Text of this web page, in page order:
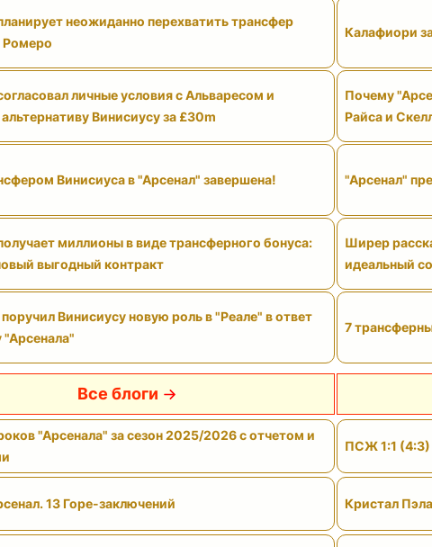
неожиданно перехватить трансфер
Ромеро
Калафиори
личные условия с Альваресом и
Винисиусу за £30m
Почему
Райса и
Винисиуса в "Арсенал" завершена! "Арсенал"
миллионы в виде трансферного бонуса:
выгодный контракт
Ширер
идеальный
Винисиусу новую роль в "Реале" в ответ
"Арсенала"
7
Все блоги
"Арсенала" за сезон 2025/2026 с отчетом и
13 Горе-заключений
ПСЖ 1:1 (4:3)
Кристал